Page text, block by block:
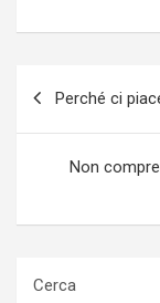
Perché ci
Non
Cerca